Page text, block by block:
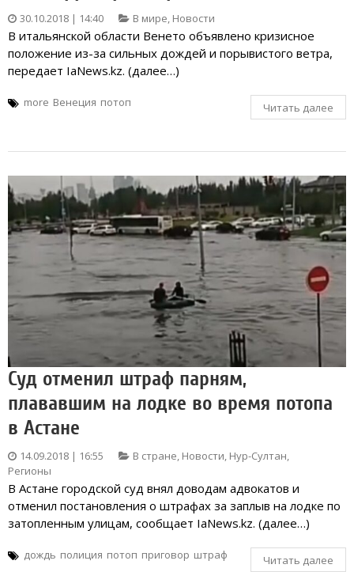
30.10.2018 | 14:40 В мире, Новости
В итальянской области Венето объявлено кризисное
положение из-за сильных дождей и порывистого ветра,
передает IaNews.kz. (далее…)
more Венеция потоп Читать далее
Суд отменил штраф парням,
плававшим на лодке во время потопа
в Астане
14.09.2018 | 16:55 В стране, Новости, Нур-Султан,
Регионы
В Астане городской суд внял доводам адвокатов и
отменил постановления о штрафах за заплыв на лодке по
затопленным улицам, сообщает IaNews.kz. (далее…)
дождь полиция потоп приговор штраф Читать далее